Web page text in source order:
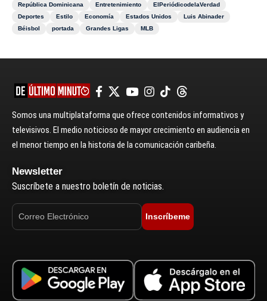
República Dominicana
Entretenimiento
ElPeriódicodelaVerdad
Deportes
Estilo Economía Estados Unidos
Luis Abinader
Béisbol
portada Grandes Ligas MLB
Somos una multiplataforma que ofrece contenidos informativos y
televisivos. El medio noticioso de mayor crecimiento en audiencia en
el menor tiempo en la historia de la comunicación caribeña.
Newsletter
Suscríbete a nuestro boletín de noticias.
Inscríbeme